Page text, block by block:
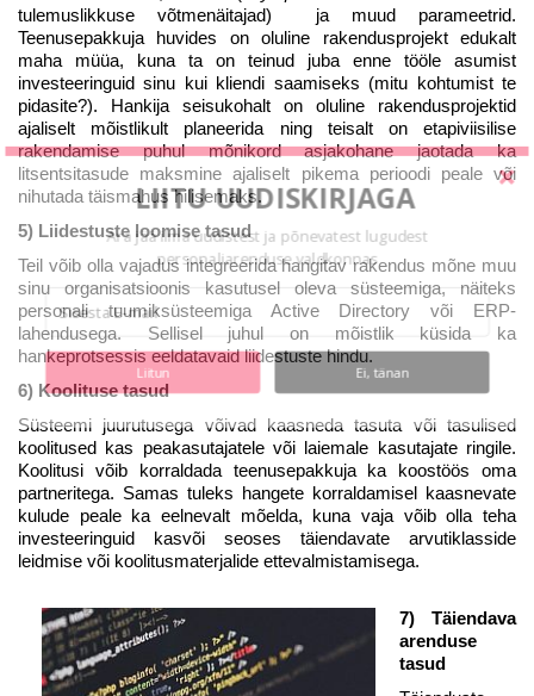
tulemuslikkuse võtmenäitajad) ja muud parameetrid.
Teenusepakkuja huvides on oluline rakendusprojekt edukalt
maha müüa, kuna ta on teinud juba enne tööle asumist
investeeringuid sinu kui kliendi saamiseks (mitu kohtumist te
pidasite?). Hankija seisukohalt on oluline rakendusprojektid
ajaliselt mõistlikult planeerida ning teisalt on etapiviisilise
rakendamise puhul mõnikord asjakohane jaotada ka
litsentsitasude maksmine ajaliselt pikema perioodi peale või
nihutada täismahus hilisemaks.
5) Liidestuste loomise tasud
Teil võib olla vajadus integreerida hangitav rakendus mõne muu
sinu organisatsioonis kasutusel oleva süsteemiga, näiteks
personali tuumiksüsteemiga Active Directory või ERP-
lahendusega. Sellisel juhul on mõistlik küsida ka
hankeprotsessis eeldatavaid liidestuste hindu.
6) Koolituse tasud
Süsteemi juurutusega võivad kaasneda tasuta või tasulised
koolitused kas peakasutajatele või laiemale kasutajate ringile.
Koolitusi võib korraldada teenusepakkuja ka koostöös oma
partneritega. Samas tuleks hangete korraldamisel kaasnevate
kulude peale ka eelnevalt mõelda, kuna vaja võib olla teha
investeeringuid kasvõi seoses täiendavate arvutiklasside
leidmise või koolitusmaterjalide ettevalmistamisega.
7) Täiendava
arenduse
tasud
LIITU UUDISKIRJAGA
Ära jää ilma uudistest ja põnevatest lugudest
personaliarenduse valdkonnas
Ei, tänan
Liitun